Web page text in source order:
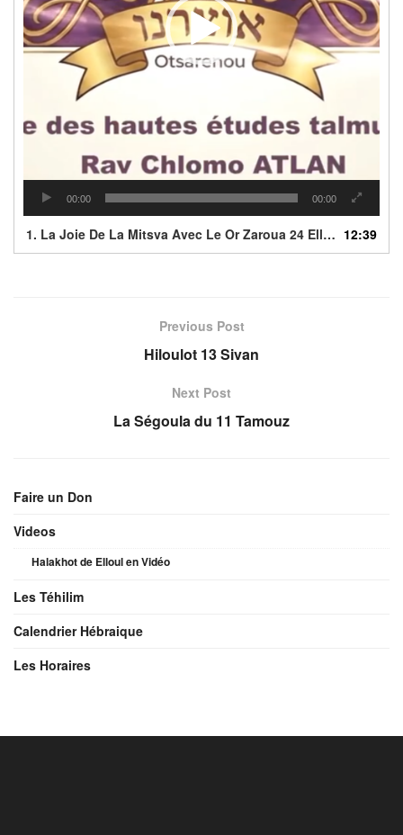
00:00 00:00
1. La Joie De La Mitsva Avec Le Or Zaroua 24 Elloul1 12:39
Previous Post
Hiloulot 13 Sivan
Next Post
La Ségoula du 11 Tamouz
Faire un Don
Videos
Halakhot de Elloul en Vidéo
Les Téhilim
Calendrier Hébraique
Les Horaires